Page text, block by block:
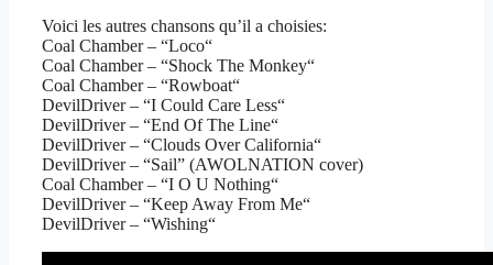
Voici les autres chansons qu’il a choisies:
Coal Chamber – “Loco“
Coal Chamber – “Shock The Monkey“
Coal Chamber – “Rowboat“
DevilDriver – “I Could Care Less“
DevilDriver – “End Of The Line“
DevilDriver – “Clouds Over California“
DevilDriver – “Sail” (AWOLNATION cover)
Coal Chamber – “I O U Nothing“
DevilDriver – “Keep Away From Me“
DevilDriver – “Wishing“